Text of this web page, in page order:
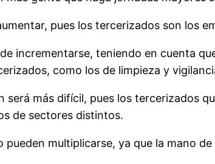
pues los tercerizados son los
incrementarse, teniendo en cuenta
como los de limpieza y
será más difícil, pues los tercerizados
de sectores distintos.
pueden multiplicarse, ya que la mano